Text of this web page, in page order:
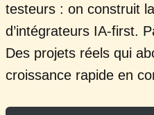
testeurs : on construit
d’intégrateurs IA-first.
Des projets réels qui
croissance rapide en